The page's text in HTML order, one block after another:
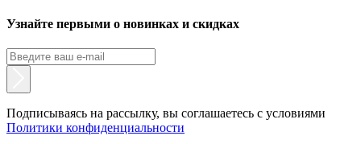
Узнайте первыми о новинках и скидках
Подписываясь на рассылку, вы соглашаетесь с условиями
Политики конфиденциальности